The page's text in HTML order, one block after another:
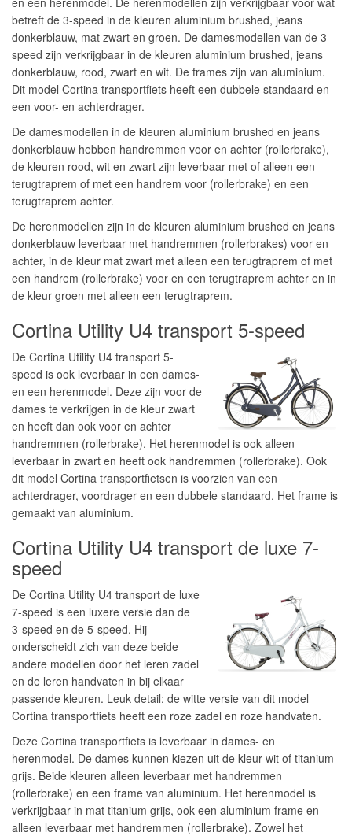
betreft de 3-speed in de kleuren aluminium brushed, jeans
donkerblauw, mat zwart en groen. De damesmodellen van de 3-
speed zijn verkrijgbaar in de kleuren aluminium brushed, jeans
donkerblauw, rood, zwart en wit. De frames zijn van aluminium.
Dit model Cortina transportfiets heeft een dubbele standaard en
een voor- en achterdrager.
De damesmodellen in de kleuren aluminium brushed en jeans
donkerblauw hebben handremmen voor en achter (rollerbrake),
de kleuren rood, wit en zwart zijn leverbaar met of alleen een
terugtraprem of met een handrem voor (rollerbrake) en een
terugtraprem achter.
De herenmodellen zijn in de kleuren aluminium brushed en jeans
donkerblauw leverbaar met handremmen (rollerbrakes) voor en
achter, in de kleur mat zwart met alleen een terugtraprem of met
een handrem (rollerbrake) voor en een terugtraprem achter en in
de kleur groen met alleen een terugtraprem.
Cortina Utility U4 transport 5-speed
De Cortina Utility U4 transport 5-
speed is ook leverbaar in een dames-
en een herenmodel. Deze zijn voor de
dames te verkrijgen in de kleur zwart
en heeft dan ook voor en achter
handremmen (rollerbrake). Het herenmodel is ook alleen
leverbaar in zwart en heeft ook handremmen (rollerbrake). Ook
dit model Cortina transportfietsen is voorzien van een
achterdrager, voordrager en een dubbele standaard. Het frame is
gemaakt van aluminium.
Cortina Utility U4 transport de luxe 7-
speed
De Cortina Utility U4 transport de luxe
7-speed is een luxere versie dan de
3-speed en de 5-speed. Hij
onderscheidt zich van deze beide
andere modellen door het leren zadel
en de leren handvaten in bij elkaar
passende kleuren. Leuk detail: de witte versie van dit model
Cortina transportfiets heeft een roze zadel en roze handvaten.
Deze Cortina transportfiets is leverbaar in dames- en
herenmodel. De dames kunnen kiezen uit de kleur wit of titanium
grijs. Beide kleuren alleen leverbaar met handremmen
(rollerbrake) en een frame van aluminium. Het herenmodel is
verkrijgbaar in mat titanium grijs, ook een aluminium frame en
alleen leverbaar met handremmen (rollerbrake). Zowel het